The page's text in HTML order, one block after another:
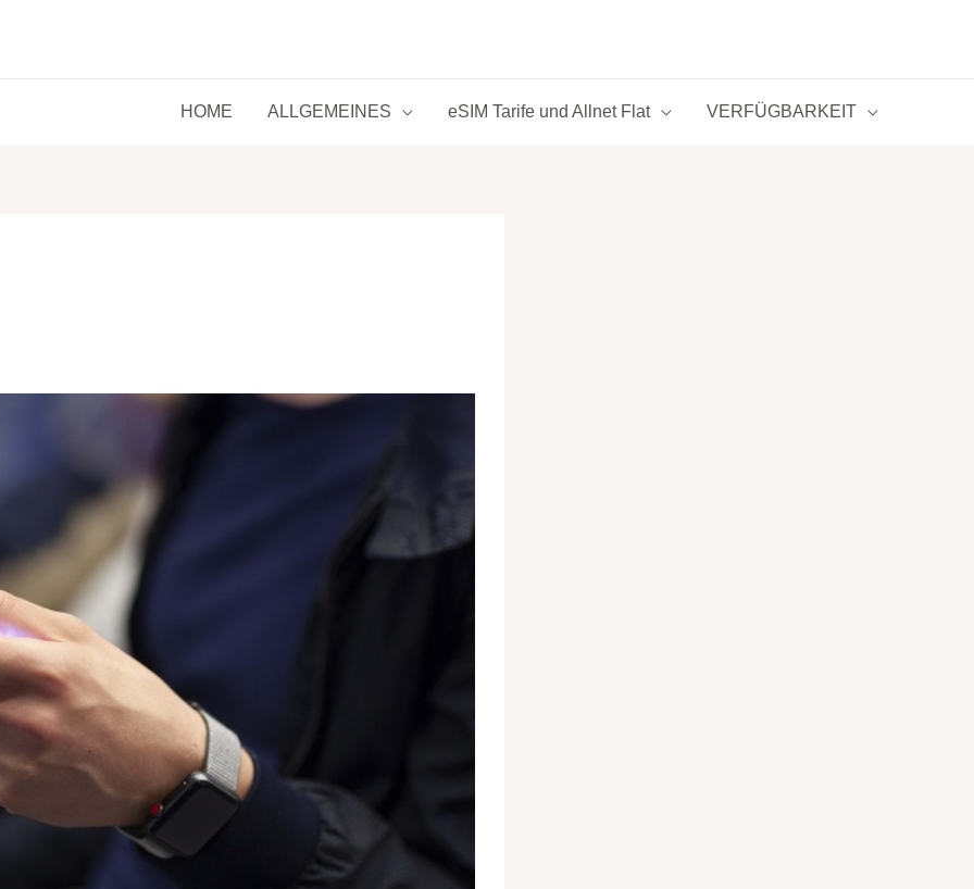
HOME
ALLGEMEINES eSIM Tarife und Allnet Flat VERFÜGBARKEIT